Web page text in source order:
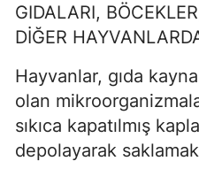
GIDALARI,
DİĞER
Hayvanlar, gıda
olan
sıkıca kapatılmış
depolayarak